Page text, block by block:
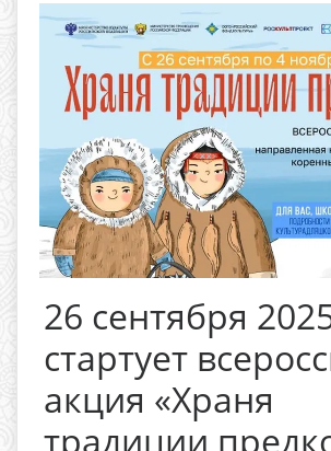
26 сентября
стартует
акция «Храня
традиции